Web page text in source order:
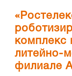
комплекс
литейно-
филиале